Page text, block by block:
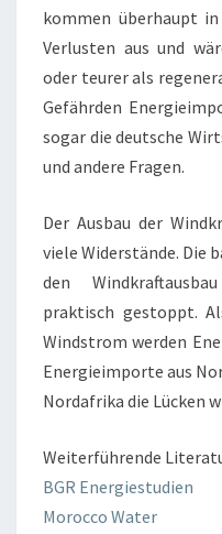
kommen überhaupt
Verlusten aus und
oder teurer als
Gefährden
sogar die deutsche
und andere Fragen.
Der Ausbau der
viele Widerstände. Die
den
praktisch gestoppt.
Windstrom werden
Energieimporte aus
Nordafrika die Lücken
Weiterführende
BGR Energiestudien
Morocco Water